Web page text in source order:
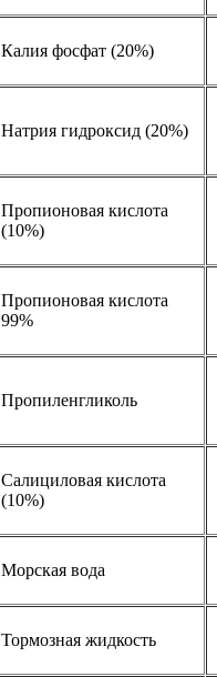
Калия фосфат (20%)
Натрия гидроксид (20%)
Пропионовая кислота
(10%)
Пропионовая кислота
99%
Пропиленгликоль
Салициловая кислота
(10%)
Морская вода
Тормозная жидкость